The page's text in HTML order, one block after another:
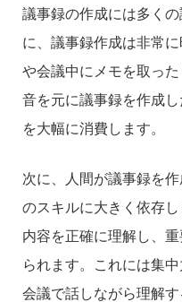
議事録の作成には多く
に、議事録作成は非常
や会議中にメモを取っ
音を元に議事録を作成
を大幅に消費します。
次に、人間が議事録を
のスキルに大きく依存
内容を正確に理解し、
られます。これには集
会議で話しながら理解